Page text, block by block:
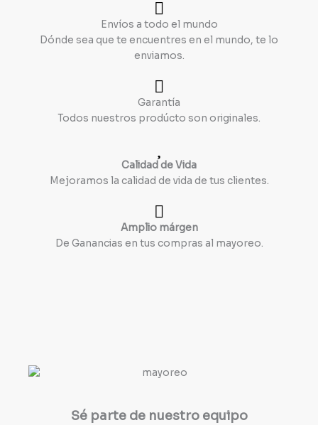
Envíos a todo el mundo
Dónde sea que te encuentres en el mundo, te lo
enviamos.
Garantía
Todos nuestros prodúcto son originales.
Calidad de Vida
Mejoramos la calidad de vida de tus clientes.
Amplio márgen
De Ganancias en tus compras al mayoreo.
Sé parte de nuestro equipo